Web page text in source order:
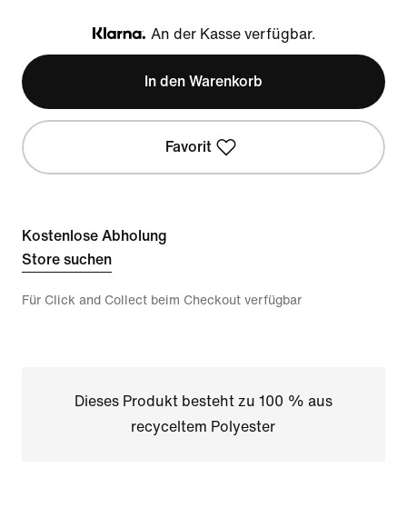
Klarna
An der Kasse verfügbar.
In den Warenkorb
Favorit
Kostenlose Abholung
Store suchen
Für Click and Collect beim Checkout verfügbar
Dieses Produkt besteht zu 100 % aus
recyceltem Polyester